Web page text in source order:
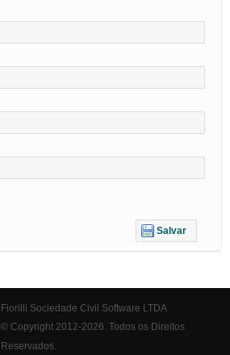
Salvar
Fiorilli Sociedade Civil Software LTDA
© Copyright 2012-2026. Todos os Direitos
Reservados.